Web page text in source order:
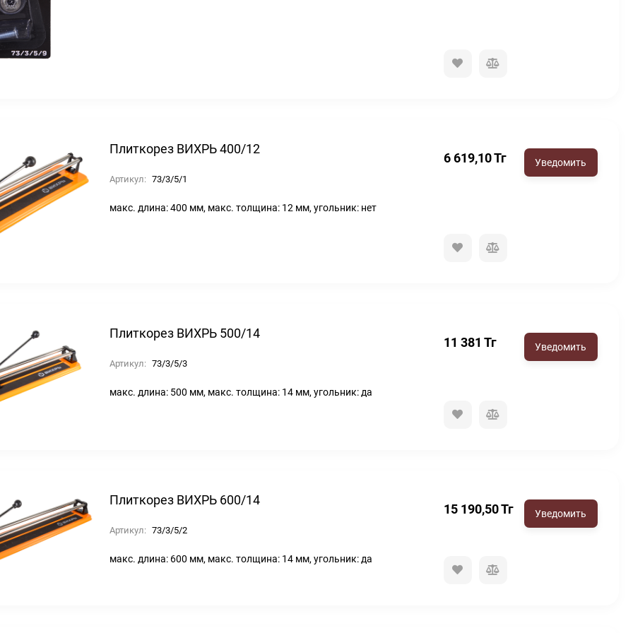
Плиткорез ВИХРЬ 400/12
Артикул: 73/3/5/1
макс. длина: 400 мм, макс. толщина: 12 мм, угольник: нет
6 619,10Тг
Плиткорез ВИХРЬ 500/14
Артикул: 73/3/5/3
макс. длина: 500 мм, макс. толщина: 14 мм, угольник: да
11 381 Тг
Плиткорез ВИХРЬ 600/14
Артикул: 73/3/5/2
макс. длина: 600 мм, макс. толщина: 14 мм, угольник: да
15 190,50Тг